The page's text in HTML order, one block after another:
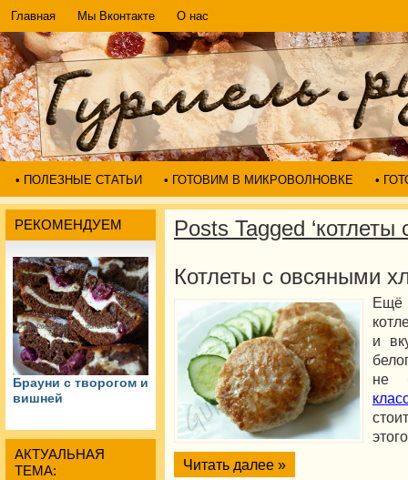
Главная Мы Вконтакте О нас
• ПОЛЕЗНЫЕ СТАТЬИ • ГОТОВИМ В МИКРОВОЛНОВКЕ •
РЕКОМЕНДУЕМ
Брауни с творогом и
вишней
АКТУАЛЬНАЯ
ТЕМА:
Posts Tagged ‘котлеты
Котлеты с овсяными
Ещё
и
не
Читать далее »